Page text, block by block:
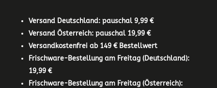
Versand Deutschland: pauschal 9,99 €
Versand Österreich: pauschal 19,99 €
Versandkostenfrei ab 149 € Bestellwert
Frischware-Bestellung am Freitag (Deutschland):
19,99 €
Frischware-Bestellung am Freitag (Österreich):